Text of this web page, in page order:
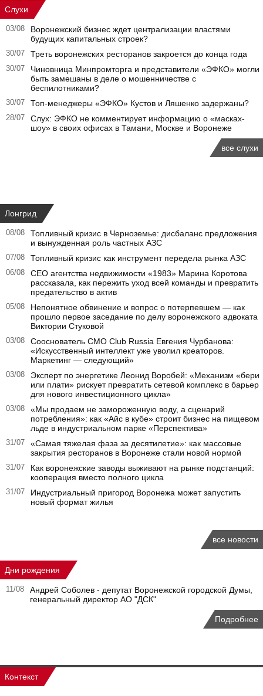
Слухи
03/08
Воронежский бизнес ждет централизации властями
будущих капитальных строек?
30/07 Треть воронежских ресторанов закроется до конца года
30/07
Чиновница Минпромторга и представители «ЭФКО» могли
быть замешаны в деле о мошенничестве с
беспилотниками?
30/07 Топ-менеджеры «ЭФКО» Кустов и Ляшенко задержаны?
28/07
Слух: ЭФКО не комментирует информацию о «масках-
шоу» в своих офисах в Тамани, Москве и Воронеже
все слухи
Лонгрид
08/08
Топливный кризис в Черноземье: дисбаланс предложения
и вынужденная роль частных АЗС
07/08 Топливный кризис как инструмент передела рынка АЗС
06/08
CEO агентства недвижимости «1983» Марина Коротова
рассказала, как пережить уход всей команды и превратить
предательство в актив
05/08
Непонятное обвинение и вопрос о потерпевшем — как
прошло первое заседание по делу воронежского адвоката
Виктории Стуковой
03/08
Сооснователь CMO Club Russia Евгения Чурбанова:
«Искусственный интеллект уже уволил креаторов.
Маркетинг — следующий»
03/08
Эксперт по энергетике Леонид Воробей: «Механизм «бери
или плати» рискует превратить сетевой комплекс в барьер
для нового инвестиционного цикла»
03/08
«Мы продаем не замороженную воду, а сценарий
потребления»: как «Айс в кубе» строит бизнес на пищевом
льде в индустриальном парке «Перспектива»
31/07
«Самая тяжелая фаза за десятилетие»: как массовые
закрытия ресторанов в Воронеже стали новой нормой
31/07
Как воронежские заводы выживают на рынке подстанций:
кооперация вместо полного цикла
31/07
Индустриальный пригород Воронежа может запустить
новый формат жилья
все новости
Дни рождения
11/08
Андрей Соболев - депутат Воронежской городской Думы,
генеральный директор АО "ДСК"
Подробнее
Контекст